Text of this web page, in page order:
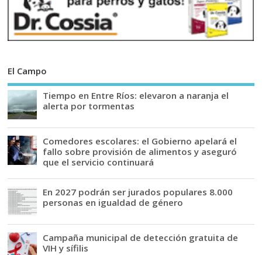
El Campo
Tiempo en Entre Ríos: elevaron a naranja el
alerta por tormentas
Comedores escolares: el Gobierno apelará el
fallo sobre provisión de alimentos y aseguró
que el servicio continuará
En 2027 podrán ser jurados populares 8.000
personas en igualdad de género
Campaña municipal de detección gratuita de
VIH y sífilis